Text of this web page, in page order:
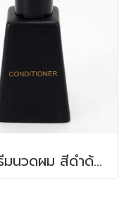
ขวดใส่ครีมนวดผม สีดำด้าน 150 ml. 6.2x6.2x8.5 ซม.